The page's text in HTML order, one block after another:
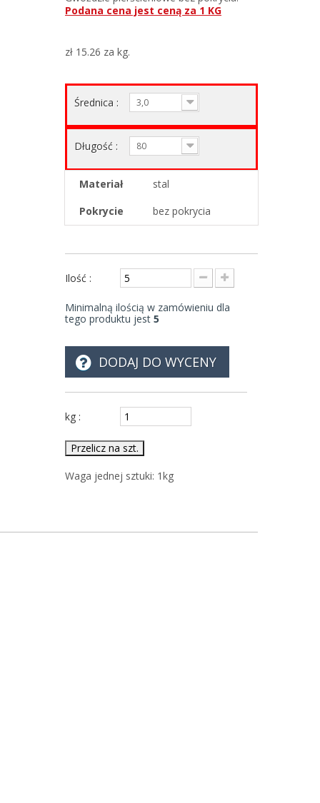
Podana cena jest ceną za 1 KG
zł 15.26 za kg.
Średnica : 3,0
Długość : 80
Materiał
stal
Pokrycie
bez pokrycia
Ilość :
Minimalną ilością w zamówieniu dla
tego produktu jest 5
DODAJ DO WYCENY
kg :
Przelicz na szt.
Waga jednej sztuki: 1kg